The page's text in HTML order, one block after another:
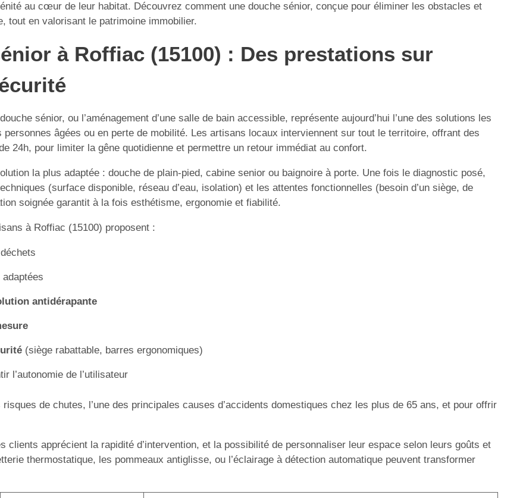
au cœur de leur habitat. Découvrez comment une douche sénior, conçue pour éliminer les obstacles et
tout en valorisant le patrimoine immobilier.
à Roffiac (15100) : Des prestations sur
sénior, ou l’aménagement d’une salle de bain accessible, représente aujourd’hui l’une des solutions les
âgées ou en perte de mobilité. Les artisans locaux interviennent sur tout le territoire, offrant des
24h, pour limiter la gêne quotidienne et permettre un retour immédiat au confort.
la plus adaptée : douche de plain-pied, cabine senior ou baignoire à porte. Une fois le diagnostic posé,
(surface disponible, réseau d’eau, isolation) et les attentes fonctionnelles (besoin d’un siège, de
soignée garantit à la fois esthétisme, ergonomie et fiabilité.
à Roffiac (15100) proposent :
adaptées
antidérapante
(siège rabattable, barres ergonomiques)
l’autonomie de l’utilisateur
de chutes, l’une des principales causes d’accidents domestiques chez les plus de 65 ans, et pour offrir
clients apprécient la rapidité d’intervention, et la possibilité de personnaliser leur espace selon leurs goûts et
thermostatique, les pommeaux antiglisse, ou l’éclairage à détection automatique peuvent transformer